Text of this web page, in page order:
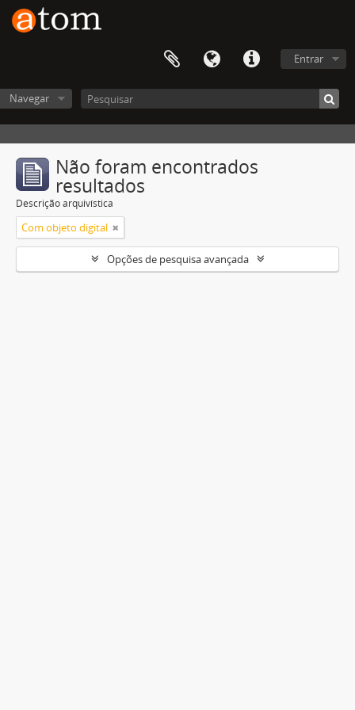
Entrar
Navegar
Não foram encontrados
resultados
Descrição arquivística
Com objeto digital
Opções de pesquisa avançada